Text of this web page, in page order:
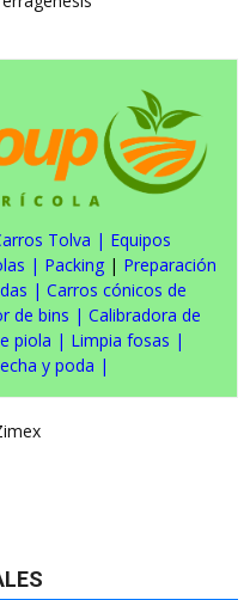
Tolva | Equipos
| Packing | Preparación
| Carros cónicos de
de bins | Calibradora de
piola | Limpia fosas |
y poda |